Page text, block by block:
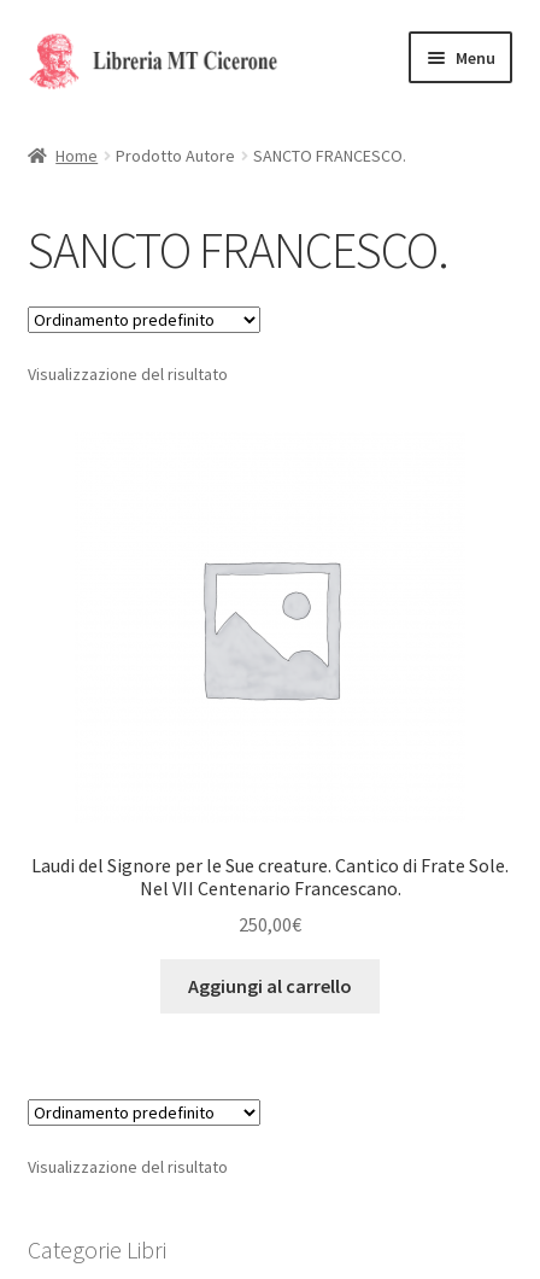
Vai
alla
Vai
al
Menu
La Storia
Contattaci
Cassa
Home Prodotto Autore SANCTO FRANCESCO.
SANCTO FRANCESCO.
Visualizzazione del risultato
Laudi del Signore per le Sue creature. Cantico di Frate Sole.
Nel VII Centenario Francescano.
250,00€
Aggiungi al carrello
Visualizzazione del risultato
Categorie Libri